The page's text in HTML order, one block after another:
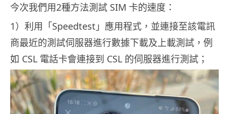
今次我們用2種方法測試 SIM 卡的速度：
1）利用「Speedtest」應用程式，並連接至該電訊
商最近的測試伺服器進行數據下載及上載測試，例
如 CSL 電話卡會連接到 CSL 的伺服器進行測試；